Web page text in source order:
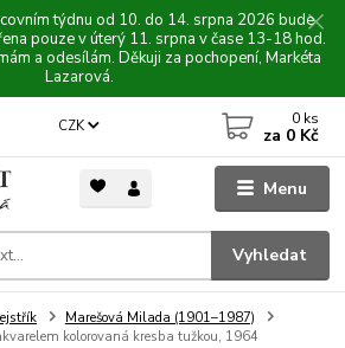
týdnu od 10. do 14. srpna 2026 bude
pouze v úterý 11. srpna v čase 13-18 hod.
a odesílám. Děkuji za pochopení, Markéta
Lazarová.
Menu
CZK
Vyhledat
0 ks
za 0 Kč
Marešová Milada (1901–1987)
kolorovaná kresba tužkou, 1964